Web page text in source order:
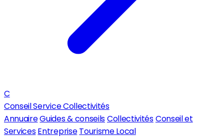
C
Conseil Service Collectivités
AnnuaireGuides & conseilsCollectivitésConseil et
ServicesEntreprise Tourisme Local